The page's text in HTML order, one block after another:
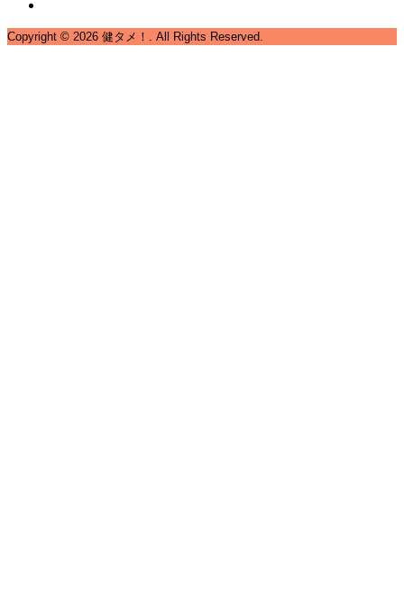
Copyright © 2026 健タメ！. All Rights Reserved.